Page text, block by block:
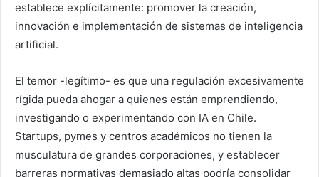
establece explícitamente: promover la creación,
innovación e implementación de sistemas de inteligencia
artificial.
El temor -legítimo- es que una regulación excesivamente
rígida pueda ahogar a quienes están emprendiendo,
investigando o experimentando con IA en Chile.
Startups, pymes y centros académicos no tienen la
musculatura de grandes corporaciones, y establecer
barreras normativas demasiado altas podría consolidar